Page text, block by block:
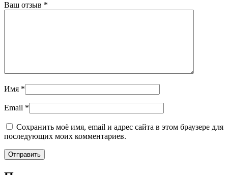
Ваш отзыв *
Имя *
Email *
Сохранить моё имя, email и адрес сайта в этом браузере для
последующих моих комментариев.